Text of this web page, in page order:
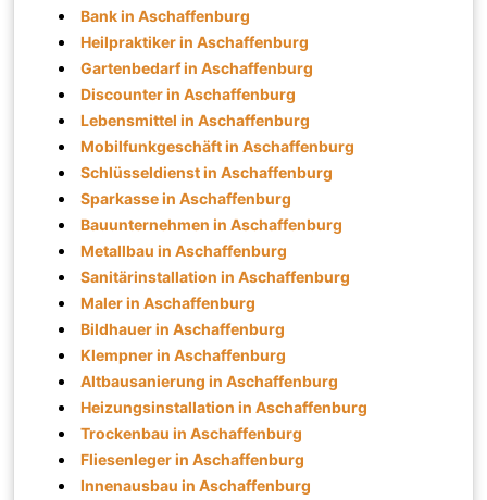
Bank in Aschaffenburg
Heilpraktiker in Aschaffenburg
Gartenbedarf in Aschaffenburg
Discounter in Aschaffenburg
Lebensmittel in Aschaffenburg
Mobilfunkgeschäft in Aschaffenburg
Schlüsseldienst in Aschaffenburg
Sparkasse in Aschaffenburg
Bauunternehmen in Aschaffenburg
Metallbau in Aschaffenburg
Sanitärinstallation in Aschaffenburg
Maler in Aschaffenburg
Bildhauer in Aschaffenburg
Klempner in Aschaffenburg
Altbausanierung in Aschaffenburg
Heizungsinstallation in Aschaffenburg
Trockenbau in Aschaffenburg
Fliesenleger in Aschaffenburg
Innenausbau in Aschaffenburg